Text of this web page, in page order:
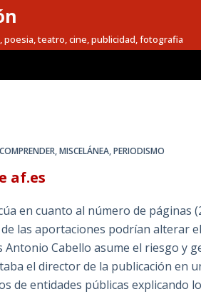
poesia, teatro, cine, publicidad, fotografia
,MISCELÁNEA,PERIODISMO
af.es
en cuanto al número de páginas
las aportaciones podrían alterar
Cabello asume el riesgo y
el director de la publicación en
de entidades públicas explicando